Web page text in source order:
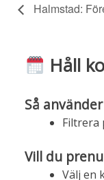
Halmstad:
Håll
Så
Filtrera
Vill du
Välj en